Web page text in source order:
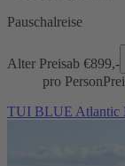
Pauschalreise
Alter Preisab €899,-
pro Person
TUI BLUE Atlantic